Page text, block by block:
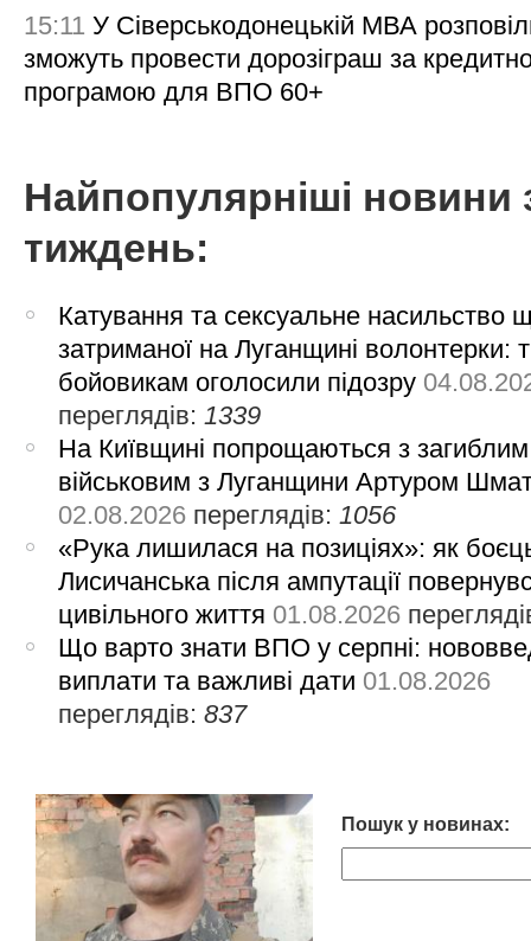
15:11 У Сіверськодонецькій МВА
зможуть провести дорозіграш за
програмою для ВПО 60+
Найпопулярніші новини
тиждень:
Катування та сексуальне насильство
затриманої на Луганщині волонтерки:
бойовикам оголосили підозру
переглядів:1339
На Київщині попрощаються з загиблим
військовим з Луганщини Артуром
02.08.2026 переглядів:1056
«Рука лишилася на позиціях»: як
Лисичанська після ампутації
цивільного життя 01.08.2026
Що варто знати ВПО у серпні:
виплати та важливі дати 01.08.2026
переглядів:837
Пошук у новинах: